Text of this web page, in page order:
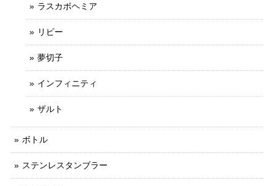
ラスカボヘミア
リビー
夢切子
インフィニティ
ザルト
ボトル
ステンレスタンブラー